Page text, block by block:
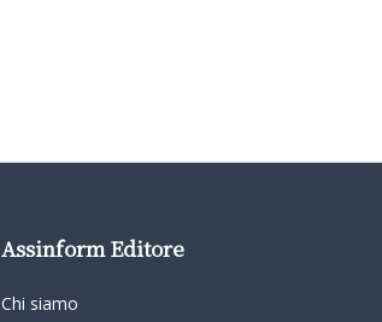
Assinform Editore
Chi siamo